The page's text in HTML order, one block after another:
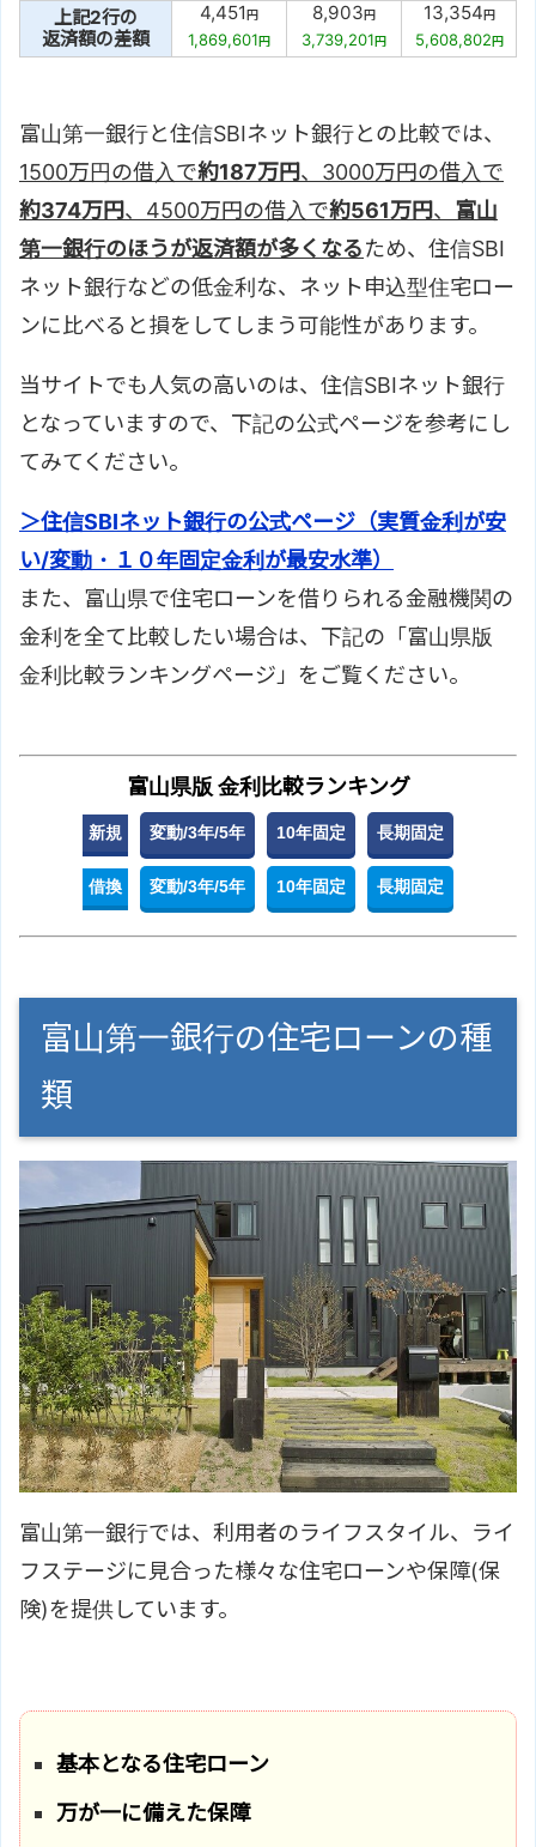
上記2行の
返済額の差額
4,451 円
1,869,601円
8,903円
3,739,201円
13,354円
5,608,802円
富山第一銀行と住信SBIネット銀行との比較では、
1500万円の借入で約187万円、3000万円の借入で
約374万円、4500万円の借入で約561万円、 富山
第一銀行のほうが返済額が多くなるため、住信SBI
ネット銀行などの低金利な、ネット申込型住宅ロー
ンに比べると損をしてしまう可能性があります。
当サイトでも人気の高いのは、住信SBIネット銀行
となっていますので、下記の公式ページを参考にし
てみてください。
＞住信SBIネット銀行の公式ページ（実質金利が安
い/変動・１０年固定金利が最安水準）
また、富山県で住宅ローンを借りられる金融機関の
金利を全て比較したい場合は、下記の「富山県版
金利比較ランキングページ」をご覧ください。
富山県版 金利比較ランキング
新規 変動/3年/5年 10年固定 長期固定
借換 変動/3年/5年 10年固定 長期固定
富山第一銀行の住宅ローンの種
類
富山第一銀行では、利用者のライフスタイル、ライ
フステージに見合った様々な住宅ローンや保障(保
険)を提供しています。
基本となる住宅ローン
万が一に備えた保障